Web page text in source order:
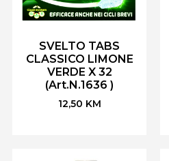
SVELTO TABS
CLASSICO LIMONE
VERDE X 32
(Art.N.1636 )
12,50 KM